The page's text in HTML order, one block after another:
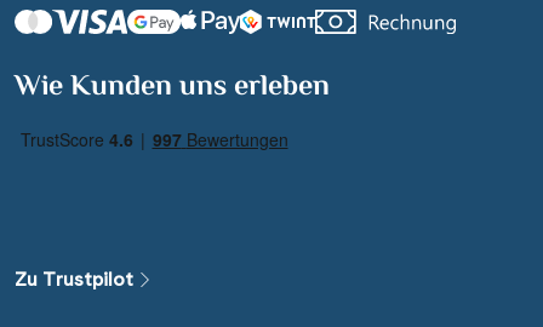
Wie Kunden uns erleben
Zu Trustpilot
Suchen & Buchen
Alle Gewässer